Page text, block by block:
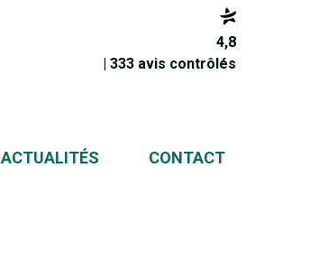
4,8
| 333 avis contrôlés
ACTUALITÉS CONTACT